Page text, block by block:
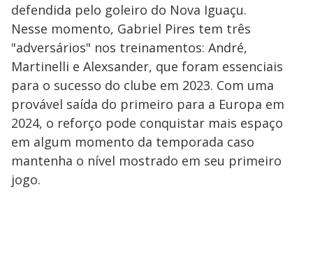
defendida pelo goleiro do Nova Iguaçu.
Nesse momento, Gabriel Pires tem três
"adversários" nos treinamentos: André,
Martinelli e Alexsander, que foram essenciais
para o sucesso do clube em 2023. Com uma
provável saída do primeiro para a Europa em
2024, o reforço pode conquistar mais espaço
em algum momento da temporada caso
mantenha o nível mostrado em seu primeiro
jogo.